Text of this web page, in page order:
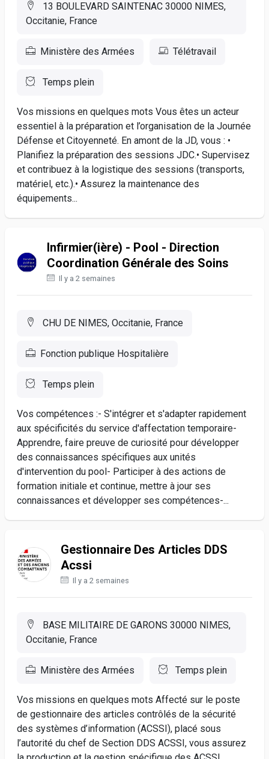
13 BOULEVARD SAINTENAC 30000 NIMES,
Occitanie, France
Ministère des Armées Télétravail
Temps plein
Vos missions en quelques mots Vous êtes un acteur
essentiel à la préparation et l’organisation de la Journée
Défense et Citoyenneté. En amont de la JD, vous : •
Planifiez la préparation des sessions JDC.• Supervisez
et contribuez à la logistique des sessions (transports,
matériel, etc.).• Assurez la maintenance des
équipements...
Infirmier(ière) - Pool - Direction
Coordination Générale des Soins
Il y a 2 semaines
CHU DE NIMES, Occitanie, France
Fonction publique Hospitalière
Temps plein
Vos compétences :- S'intégrer et s'adapter rapidement
aux spécificités du service d'affectation temporaire-
Apprendre, faire preuve de curiosité pour développer
des connaissances spécifiques aux unités
d'intervention du pool- Participer à des actions de
formation initiale et continue, mettre à jour ses
connaissances et développer ses compétences-...
Gestionnaire Des Articles DDS
Acssi
Il y a 2 semaines
BASE MILITAIRE DE GARONS 30000 NIMES,
Occitanie, France
Ministère des Armées Temps plein
Vos missions en quelques mots Affecté sur le poste
de gestionnaire des articles contrôlés de la sécurité
des systèmes d’information (ACSSI), placé sous
l’autorité du chef de Section DDS ACSSI, vous assurez